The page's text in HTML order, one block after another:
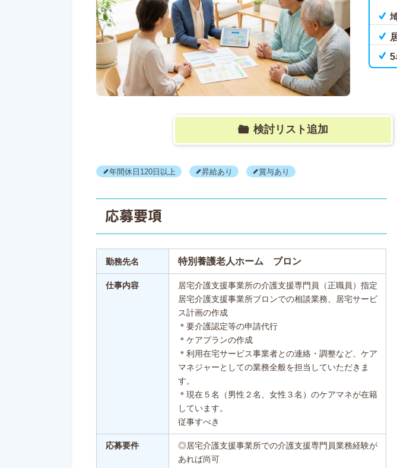
5
検討リスト追加
年間休日120日以上 昇給あり 賞与あり
応募要項
勤務先名 特別養護老人ホーム ブロン
仕事内容
居宅介護支援事業所の介護支援専門員（正職員）指定
居宅介護支援事業所ブロンでの相談業務、居宅サービ
ス計画の作成
＊要介護認定等の申請代行
＊ケアプランの作成
＊利用在宅サービス事業者との連絡・調整など、ケア
マネジャーとしての業務全般を担当していただきま
す。
＊現在５名（男性２名、女性３名）のケアマネが在籍
しています。
従事すべき
応募要件
◎居宅介護支援事業所での介護支援専門員業務経験が
あれば尚可